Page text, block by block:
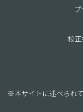
校
※本サイトに述べられ